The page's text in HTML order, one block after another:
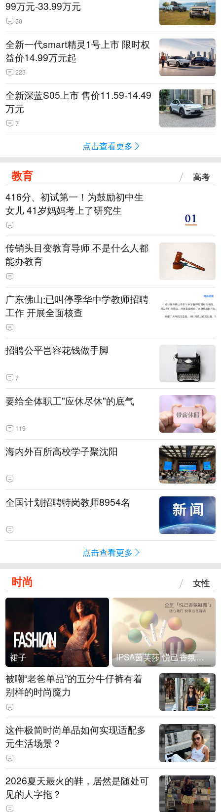
99万元-33.99万元
50
全新一代smart精灵1号上市 限时权
益价14.99万元起
223
全新深蓝S05上市 售价11.59-14.49
万元
7
点击查看更多
教育 高考
416分、初试第一！为鼓励初中生
女儿 41岁妈妈考上了研究生
传销头目变教育导师 不是什么人都
能办教育
广东佛山:已叫停季华中学教师招聘
工作 开展全面核查
招聘公平岂容花钱做手脚
7
要给全体职工"应休尽休"的底气
119
海内外百所高校学子聚沈阳
全国计划招聘特岗教师8954名
点击查看更多
时尚 女性
裙子 IPSA茵芙莎 悦己香氛凝露上市
被嘲“老爸单品”的五分牛仔裤有着
别样的时尚魔力
这件极简时尚单品如何实现适配多
元生活场景？
2026夏天最火的鞋，居然是随处可
见的人字拖？